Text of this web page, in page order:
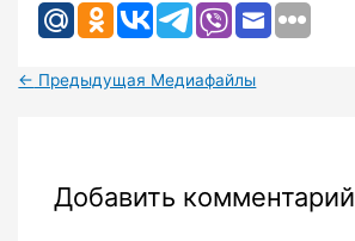
← Предыдущая Медиафайлы
Добавить комментарий